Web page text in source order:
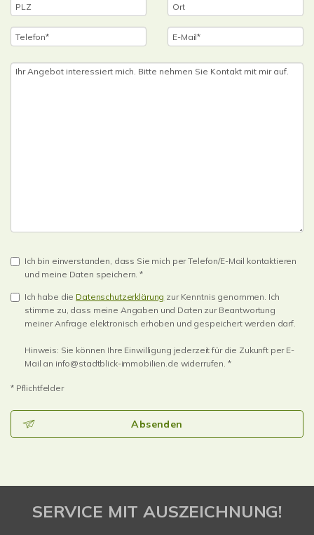
Ich bin einverstanden, dass Sie mich per Telefon/E-Mail kontaktieren
und meine Daten speichern. *
Ich habe die Datenschutzerklärung zur Kenntnis genommen. Ich
stimme zu, dass meine Angaben und Daten zur Beantwortung
meiner Anfrage elektronisch erhoben und gespeichert werden darf.
Hinweis: Sie können Ihre Einwilligung jederzeit für die Zukunft per E-
Mail an info@stadtblick-immobilien.de widerrufen. *
* Pflichtfelder
Absenden
SERVICE MIT AUSZEICHNUNG!